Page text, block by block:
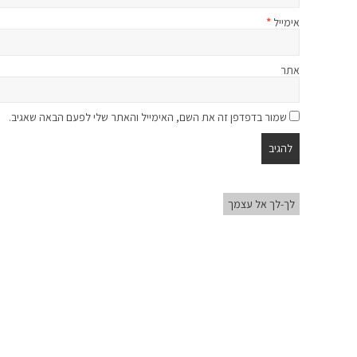
אימייל *
אתר
שמור בדפדפן זה את השם, האימייל והאתר שלי לפעם הבאה שאגיב.
לך-לך אל עצמך